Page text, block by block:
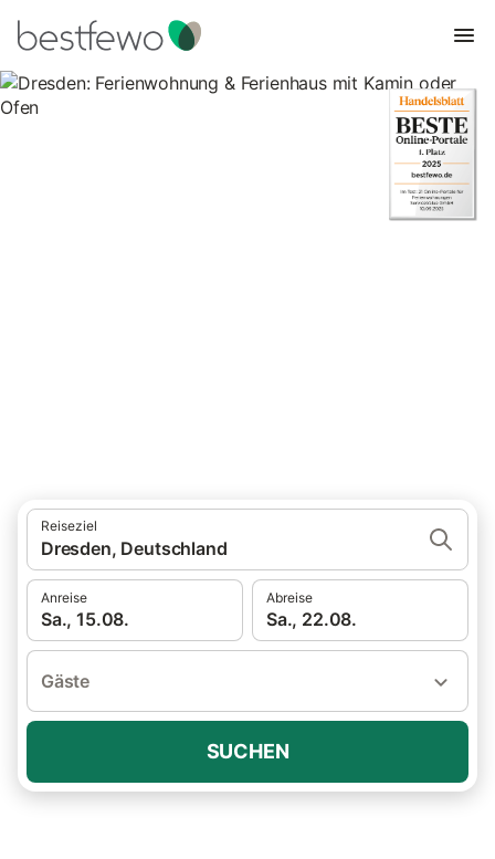
Reiseziel
Dresden, Deutschland
Anreise
Sa., 15.08.
Abreise
Sa., 22.08.
Gäste
SUCHEN